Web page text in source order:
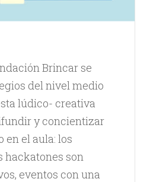
Brincar se
del nivel medio
lúdico- creativa
y concientizar
en el aula: los
hackatones son
eventos con una